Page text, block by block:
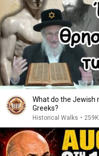
What do the Jewish
Greeks?
Historical Walks •